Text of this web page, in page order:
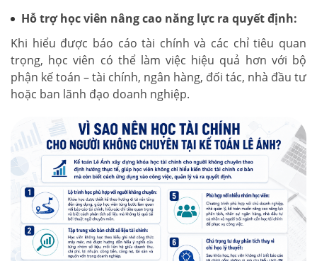
Hỗ trợ học viên nâng cao năng lực ra quyết định:
Khi hiểu được báo cáo tài chính và các chỉ tiêu quan
trọng, học viên có thể làm việc hiệu quả hơn với bộ
phận kế toán – tài chính, ngân hàng, đối tác, nhà đầu tư
hoặc ban lãnh đạo doanh nghiệp.